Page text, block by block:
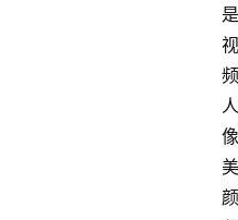
是
视
频
人
像
美
颜